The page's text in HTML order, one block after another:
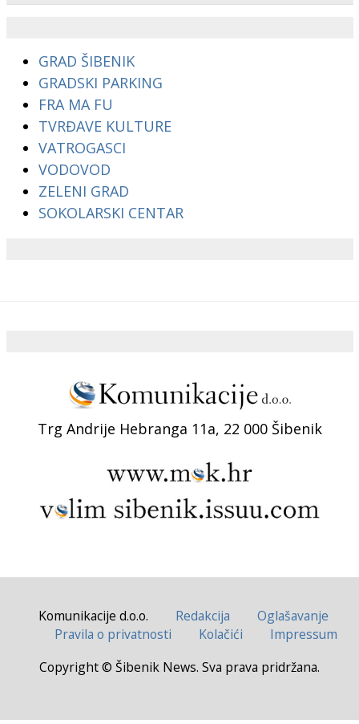
GRAD ŠIBENIK
GRADSKI PARKING
FRA MA FU
TVRĐAVE KULTURE
VATROGASCI
VODOVOD
ZELENI GRAD
SOKOLARSKI CENTAR
Trg Andrije Hebranga 11a, 22 000 Šibenik
Komunikacije d.o.o. Redakcija
Oglašavanje
Pravila o privatnosti
Kolačići
Impressum
Copyright © Šibenik News. Sva prava pridržana.